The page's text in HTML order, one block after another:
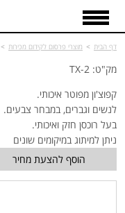
דף הבית > מוצרי פרסום לקידום מכירות >
מק"ט: TX-2
קפוצ'ון מפוטר איכותי.
לנשים וגברים, במבחר צבעים.
בעל רוכסן חזק ואיכותי.
ניתן למיתוג במיקומים שונים
הוסף להצעת מחיר